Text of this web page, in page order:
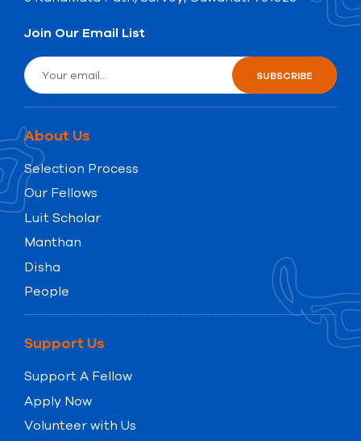
Join Our Email List
About Us
Selection Process
Our Fellows
Luit Scholar
Manthan
Disha
People
Support Us
Support A Fellow
Apply Now
Volunteer with Us